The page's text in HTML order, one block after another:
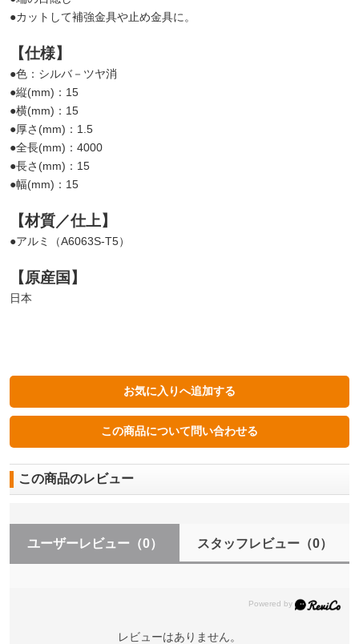
●カットして補強金具や止め金具に。
【仕様】
●色：シルバ－ツヤ消
●縦(mm)：15
●横(mm)：15
●厚さ(mm)：1.5
●全長(mm)：4000
●長さ(mm)：15
●幅(mm)：15
【材質／仕上】
●アルミ（A6063S-T5）
【原産国】
日本
この商品のレビュー
ユーザーレビュー （0） スタッフレビュー（0）
レビューはありません。